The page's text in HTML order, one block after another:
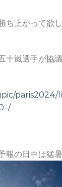
ち上がって欲
十嵐選手が協
paris2024/
報の日中は猛